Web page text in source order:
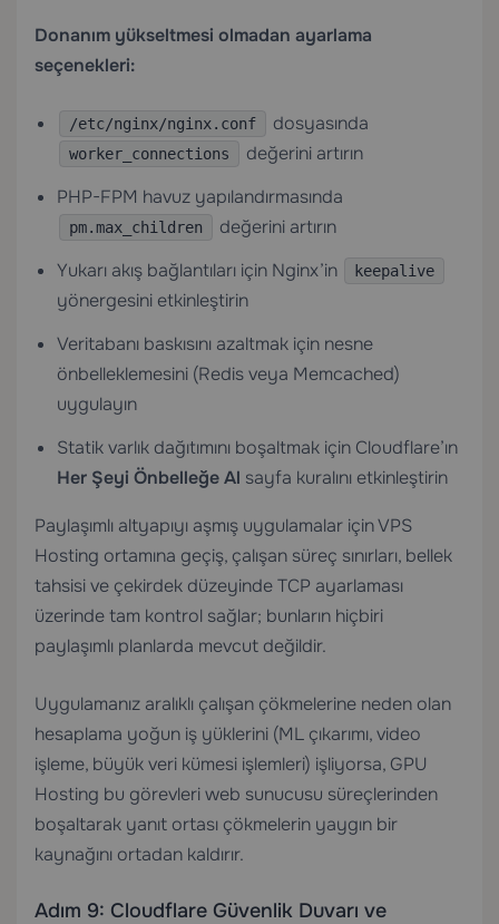
Donanım yükseltmesi olmadan ayarlama
seçenekleri:
/etc/nginx/nginx.conf dosyasında
worker_connections
değerini artırın
PHP-FPM havuz yapılandırmasında
pm.max_children
değerini artırın
Yukarı akış bağlantıları için Nginx’in
keepalive
yönergesini etkinleştirin
Veritabanı baskısını azaltmak için nesne
önbelleklemesini (Redis veya Memcached)
uygulayın
Statik varlık dağıtımını boşaltmak için Cloudflare’ın
Her Şeyi Önbelleğe Al sayfa kuralını etkinleştirin
Paylaşımlı altyapıyı aşmış uygulamalar içinVPS
Hosting ortamına geçiş, çalışan süreç sınırları, bellek
tahsisi ve çekirdek düzeyinde TCP ayarlaması
üzerinde tam kontrol sağlar; bunların hiçbiri
paylaşımlı planlarda mevcut değildir.
Uygulamanız aralıklı çalışan çökmelerine neden olan
hesaplama yoğun iş yüklerini (ML çıkarımı, video
işleme, büyük veri kümesi işlemleri) işliyorsa, GPU
Hosting bu görevleri web sunucusu süreçlerinden
boşaltarak yanıt ortası çökmelerin yaygın bir
kaynağını ortadan kaldırır.
Adım 9: Cloudflare Güvenlik Duvarı ve